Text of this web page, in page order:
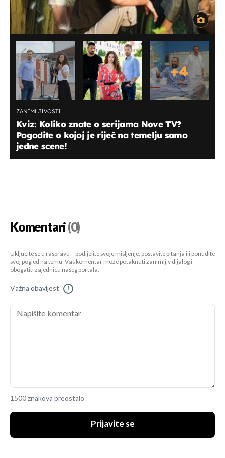
+4
ZANIMLJIVOSTI
Kviz: Koliko znate o serijama Nove TV?
Pogodite o kojoj je riječ na temelju samo
jedne scene!
Komentari(0)
Uključite se u raspravu – podijelite svoje mišljenje, postavite pitanja ili ponudite
svoj pogled na temu. Vaš komentar može potaknuti zanimljiv dijalog i
obogatiti zajednicu našeg portala.
Važna obavijest !
1500 znakova preostalo
Prijavite se